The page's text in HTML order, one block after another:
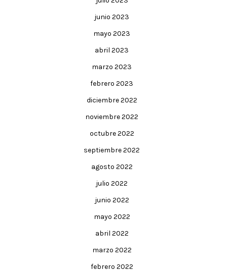
junio 2023
mayo 2023
abril 2023
marzo 2023
febrero 2023
diciembre 2022
noviembre 2022
octubre 2022
septiembre 2022
agosto 2022
julio 2022
junio 2022
mayo 2022
abril 2022
marzo 2022
febrero 2022